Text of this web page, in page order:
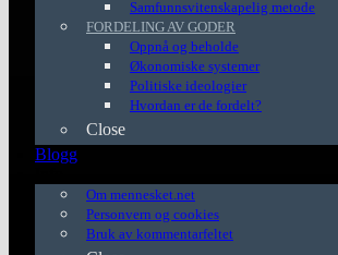
Samfunnsvitenskapelig metode
FORDELING AV GODER
Oppnå og beholde
Økonomiske systemer
Politiske ideologier
Hvordan er de fordelt?
Close
Blogg
Om mennesket.net
Personvern og cookies
Bruk av kommentarfeltet